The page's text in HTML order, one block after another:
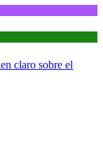
claro sobre el